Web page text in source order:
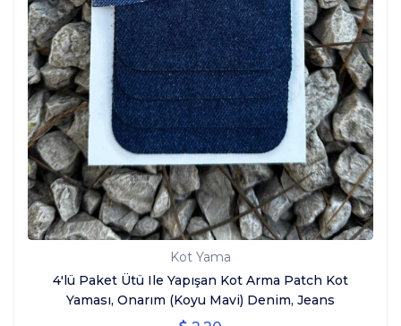
Kot Yama
4'lü Paket Ütü Ile Yapışan Kot Arma Patch Kot
Yaması, Onarım (Koyu Mavi) Denim, Jeans